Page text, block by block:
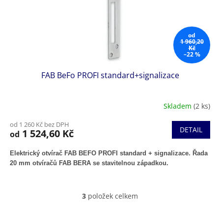
od
1 960,20
Kč
–22 %
FAB BeFo PROFI standard+signalizace
Skladem (2 ks)
od 1 260 Kč bez DPH
od 1 524,60 Kč DETAIL
Elektrický otvírač FAB BEFO PROFI standard + signalizace. Řada
20 mm otvíračů FAB BERA se stavitelnou západkou.
O
3 položek celkem